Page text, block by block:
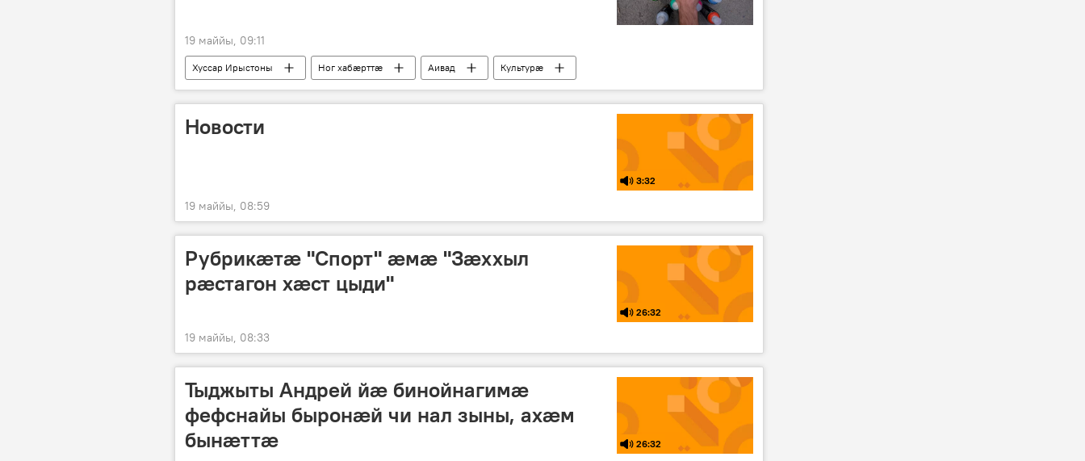
19 маййы, 09:11
Хуссар Ирыстоны Ног хабӕрттӕ Аивад Культурӕ
Новости
3:32
19 маййы, 08:59
Рубрикæтæ "Спорт" æмæ "Зæххыл
рæстагон хæст цыди"
26:32
19 маййы, 08:33
Тыджыты Андрей йæ бинойнагимæ
фефснайы быронæй чи нал зыны, ахæм
бынæттæ
26:32